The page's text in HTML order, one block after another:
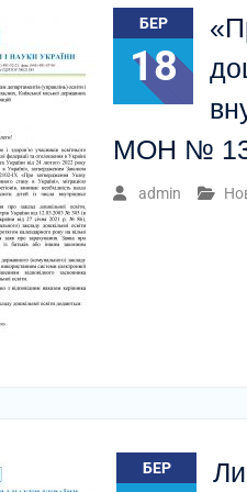
БЕР
18
МОН №
admin
БЕР